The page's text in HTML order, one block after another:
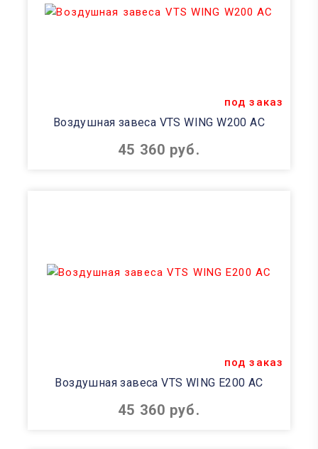
под заказ
Воздушная завеса VTS WING W200 AC
45 360 руб.
под заказ
Воздушная завеса VTS WING E200 AC
45 360 руб.